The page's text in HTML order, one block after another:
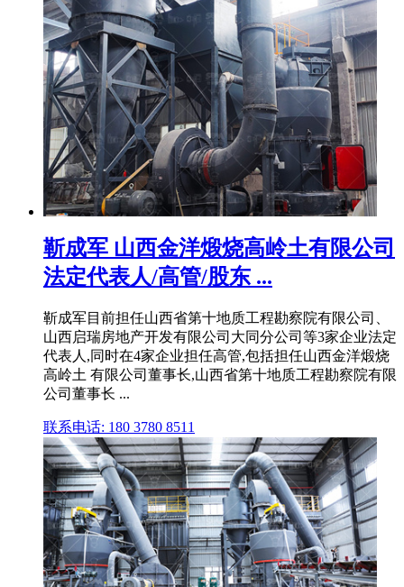
靳成军 山西金洋煅烧高岭土有限公司
法定代表人/高管/股东 ...
靳成军目前担任山西省第十地质工程勘察院有限公司、
山西启瑞房地产开发有限公司大同分公司等3家企业法定
代表人,同时在4家企业担任高管,包括担任山西金洋煅烧
高岭土 有限公司董事长,山西省第十地质工程勘察院有限
公司董事长 ...
联系电话: 180 3780 8511